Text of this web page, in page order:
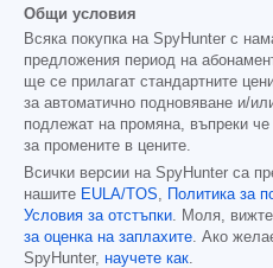
Общи условия
Всяка покупка на SpyHunter с
предложения период на
ще се прилагат стандартните
за автоматично подновяване и/
подлежат на промяна, въпреки
за промените в цените.
Всички версии на SpyHunter са
нашите EULA/TOS Политика за
Условия за отстъпки . Моля,
за оценка на заплахите . Ако
SpyHunter, научете как